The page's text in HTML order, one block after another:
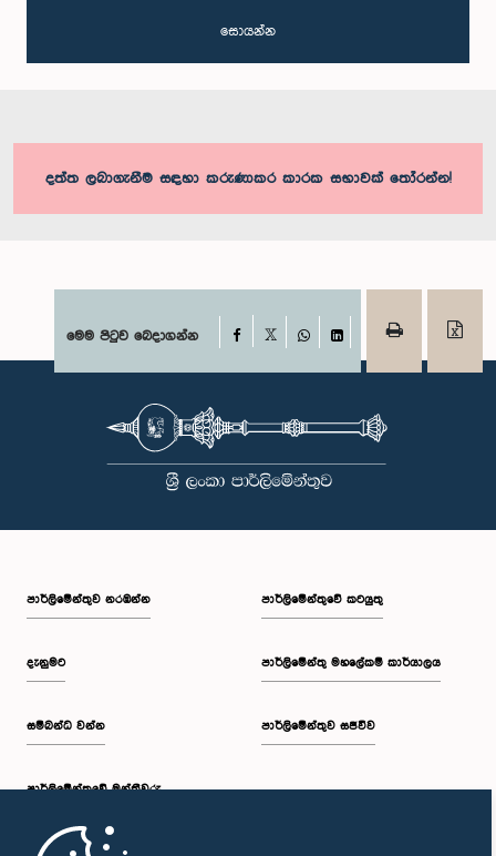
සොයන්න
දත්ත ලබාගැනීම සඳහා කරුණාකර කාරක සභාවක් තෝරන්න!
මෙම පිටුව බෙදාගන්න Facebook
WhatsAppLinkedIn
පාර්ලි‌මේන්තුව නරඹන්න
දැනුමට
සම්බන්ධ වන්න
පාර්ලි‌මේන්තුවේ මන්ත්‍රීවරු
මුල් පිටුව
පාර්ලිමේන්තුවේ කටයුතු
පාර්ලිමේන්තු මහලේකම් කාර්යාලය
පාර්ලිමේන්තුව සජීවීව